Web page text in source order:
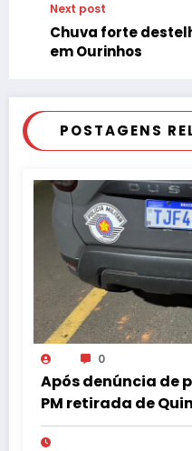
Next post
Chuva forte
em Ourinhos
POSTAGENS
0
Após denúncia de
PM retirada de